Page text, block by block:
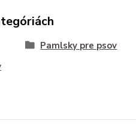
Pamlsky pre psov